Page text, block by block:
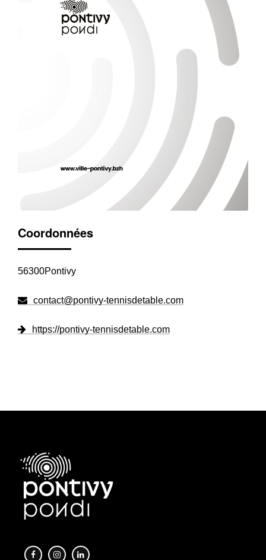
Coordonnées
56300Pontivy
contact@pontivy-tennisdetable.com
https://pontivy-tennisdetable.com